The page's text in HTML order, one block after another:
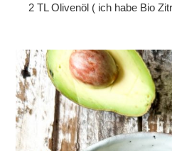
2 TL Olivenöl ( ich habe Bio